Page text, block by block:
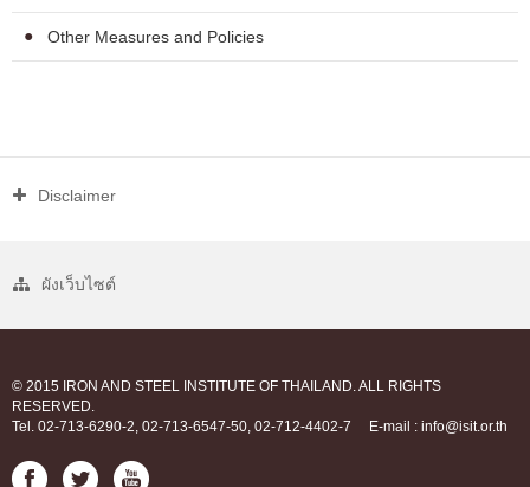
Other Measures and Policies
Disclaimer
ผังเว็บไซต์
© 2015 IRON AND STEEL INSTITUTE OF THAILAND. ALL RIGHTS
RESERVED.
Tel. 02-713-6290-2, 02-713-6547-50, 02-712-4402-7
E-mail : info@isit.or.th